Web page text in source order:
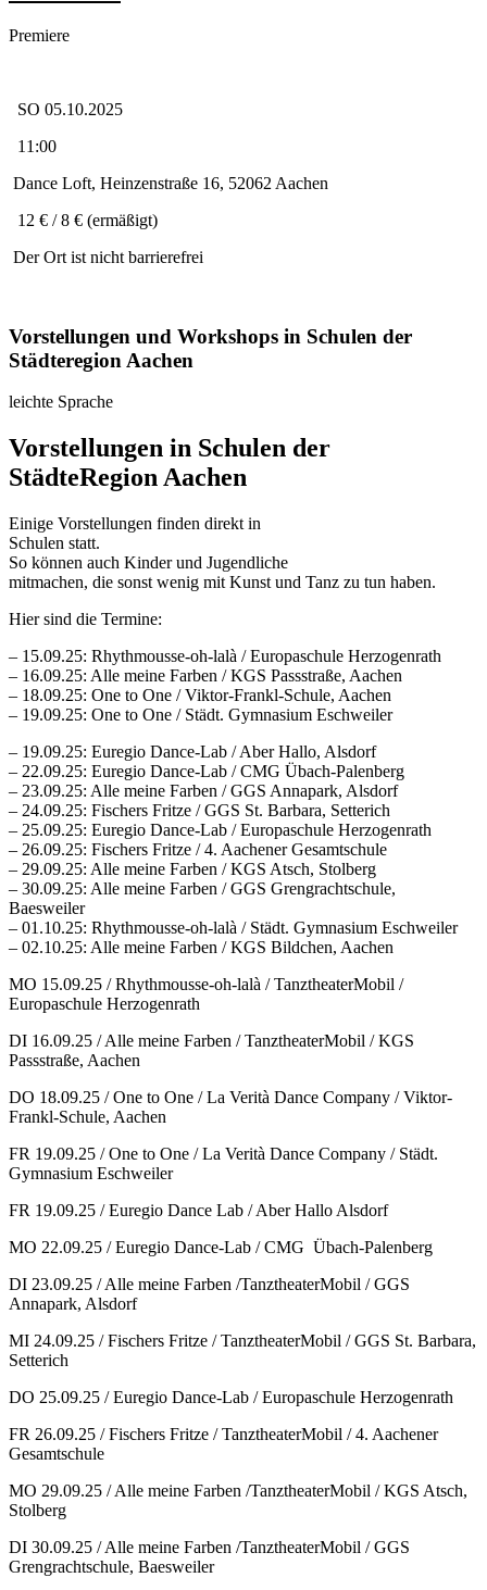
Premiere
SO 05.10.2025
11:00
Dance Loft, Heinzenstraße 16, 52062 Aachen
12 € / 8 € (ermäßigt)
Der Ort ist nicht barrierefrei
Vorstellungen und Workshops in Schulen der
Städteregion Aachen
leichte Sprache
Vorstellungen in Schulen der
StädteRegion Aachen
Einige Vorstellungen finden direkt in
Schulen statt.
So können auch Kinder und Jugendliche
mitmachen, die sonst wenig mit Kunst und Tanz zu tun haben.
Hier sind die Termine:
– 15.09.25: Rhythmousse-oh-lalà / Europaschule Herzogenrath
– 16.09.25: Alle meine Farben / KGS Passstraße, Aachen
– 18.09.25: One to One / Viktor-Frankl-Schule, Aachen
– 19.09.25: One to One / Städt. Gymnasium Eschweiler
– 19.09.25: Euregio Dance-Lab / Aber Hallo, Alsdorf
– 22.09.25: Euregio Dance-Lab / CMG Übach-Palenberg
– 23.09.25: Alle meine Farben / GGS Annapark, Alsdorf
– 24.09.25: Fischers Fritze / GGS St. Barbara, Setterich
– 25.09.25: Euregio Dance-Lab / Europaschule Herzogenrath
– 26.09.25: Fischers Fritze / 4. Aachener Gesamtschule
– 29.09.25: Alle meine Farben / KGS Atsch, Stolberg
– 30.09.25: Alle meine Farben / GGS Grengrachtschule,
Baesweiler
– 01.10.25: Rhythmousse-oh-lalà / Städt. Gymnasium Eschweiler
– 02.10.25: Alle meine Farben / KGS Bildchen, Aachen
MO 15.09.25 / Rhythmousse-oh-lalà / TanztheaterMobil /
Europaschule Herzogenrath
DI 16.09.25 / Alle meine Farben / TanztheaterMobil / KGS
Passstraße, Aachen
DO 18.09.25 / One to One / La Verità Dance Company / Viktor-
Frankl-Schule, Aachen
FR 19.09.25 / One to One / La Verità Dance Company / Städt.
Gymnasium Eschweiler
FR 19.09.25 / Euregio Dance Lab / Aber Hallo Alsdorf
MO 22.09.25 / Euregio Dance-Lab / CMG Übach-Palenberg
DI 23.09.25 / Alle meine Farben /TanztheaterMobil / GGS
Annapark, Alsdorf
MI 24.09.25 / Fischers Fritze / TanztheaterMobil / GGS St. Barbara,
Setterich
DO 25.09.25 / Euregio Dance-Lab / Europaschule Herzogenrath
FR 26.09.25 / Fischers Fritze / TanztheaterMobil / 4. Aachener
Gesamtschule
MO 29.09.25 / Alle meine Farben /TanztheaterMobil / KGS Atsch,
Stolberg
DI 30.09.25 / Alle meine Farben /TanztheaterMobil / GGS
Grengrachtschule, Baesweiler